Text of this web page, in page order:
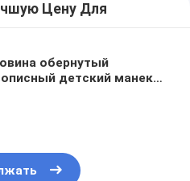
Цену Для
обернутый
детский манекен